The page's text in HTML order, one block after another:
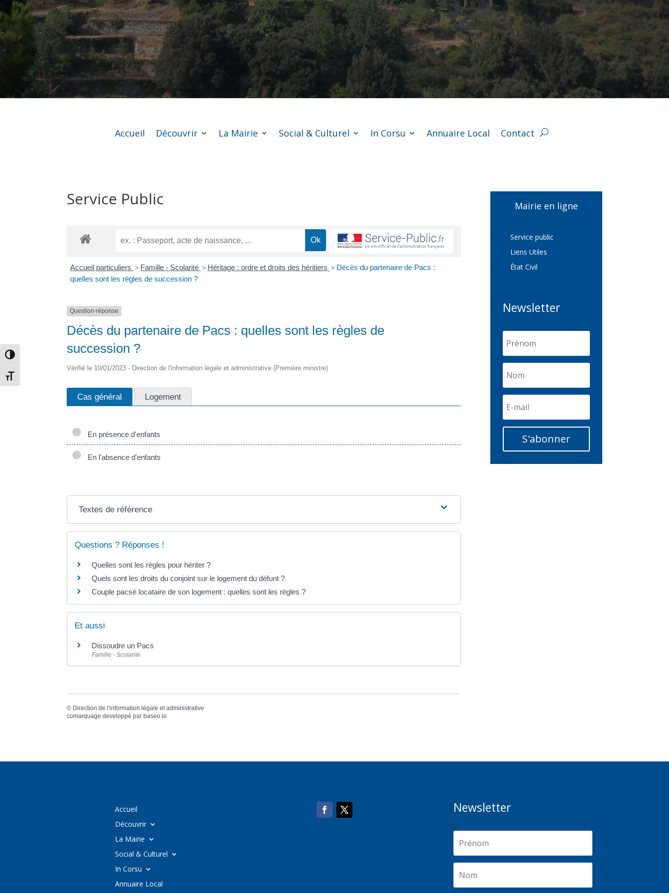
Passer en contraste élevé
Changer la taille de la police
Accueil Découvrir La Mairie Social & Culturel In Corsu Annuaire Local Contact
Service Public
Accueil particuliers > Famille - Scolarité > Héritage : ordre et droits des héritiers > Décès du partenaire de Pacs :
quelles sont les règles de succession ?
Question-réponse
Décès du partenaire de Pacs : quelles sont les règles de
succession ?
Vérifié le 10/01/2023 - Direction de l'information légale et administrative (Première ministre)
Cas général Logement
En présence d'enfants
En l'absence d'enfants
Textes de référence
Questions ? Réponses !
Quelles sont les règles pour hériter ?
Quels sont les droits du conjoint sur le logement du défunt ?
Couple pacsé locataire de son logement : quelles sont les règles ?
Et aussi
Dissoudre un Pacs
Famille - Scolarité
© Direction de l'information légale et administrative
comarquage developpé par baseo.io
Mairie en ligne
Service public
Liens Utiles
État Civil
Newsletter
S'abonner
Accueil
Découvrir
La Mairie
Social & Culturel
In Corsu
Annuaire Local
Newsletter